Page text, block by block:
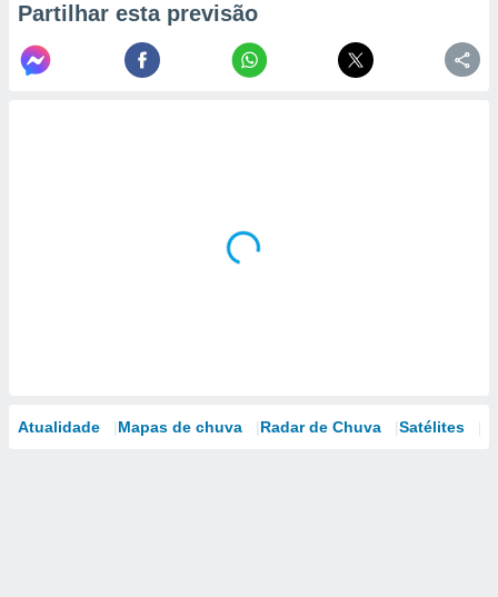
Partilhar esta previsão
Atualidade Mapas de chuva Radar de Chuva Satélites